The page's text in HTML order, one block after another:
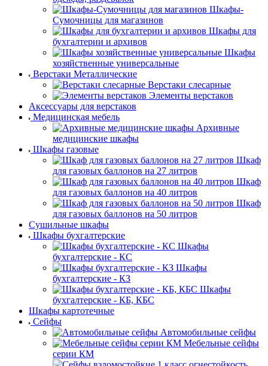
Шкафы-
Сумочницы для магазинов
Шкафы для
бухгалтерии и архивов
Шкафы
хозяйственные универсальные
Верстаки Металлические
Верстаки слесарные
Элементы верстаков
Аксессуары для верстаков
Медицинская мебель
Архивные
медицинские шкафы
Шкафы газовые
Шкаф
для газовых баллонов на 27 литров
Шкаф
для газовых баллонов на 40 литров
Шкаф
для газовых баллонов на 50 литров
Сушильные шкафы
Шкафы бухгалтерские
Шкафы
бухгалтерские - КС
Шкафы
бухгалтерские - КЗ
Шкафы
бухгалтерские - КБ, КБС
Шкафы картотечные
Сейфы
Автомобильные сейфы
Мебельные сейфы
серии КМ